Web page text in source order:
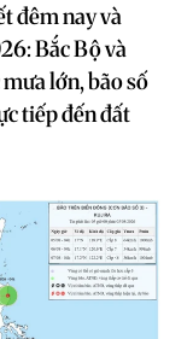
đêm nay và
Bắc Bộ và
lớn, bão số
tiếp đến đất